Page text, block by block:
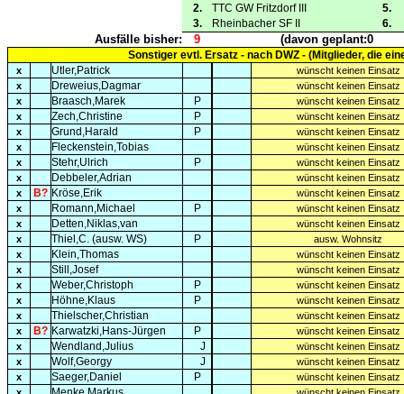
2.
TTC GW Fritzdorf III
5.
3.
Rheinbacher SF II 6.
Ausfälle bisher: 9 (davon geplant:0
Sonstiger evtl. Ersatz - nach DWZ - (Mitglieder, die
x Utler,Patrick
wünscht keinen Einsatz
x
Dreweius,Dagmar
wünscht keinen Einsatz
x
Braasch,Marek P
wünscht keinen Einsatz
x
Zech,Christine P
wünscht keinen Einsatz
x
Grund,Harald P
wünscht keinen Einsatz
x
Fleckenstein,Tobias
wünscht keinen Einsatz
x
Stehr,Ulrich P
wünscht keinen Einsatz
x
Debbeler,Adrian
wünscht keinen Einsatz
x
B? Kröse,Erik
wünscht keinen Einsatz
x
Romann,Michael P
wünscht keinen Einsatz
x
Detten,Niklas,van
wünscht keinen Einsatz
x
Thiel,C. (ausw. WS) P
ausw. Wohnsitz
x
Klein,Thomas
wünscht keinen Einsatz
x
Still,Josef
wünscht keinen Einsatz
x
Weber,Christoph P
wünscht keinen Einsatz
x
Höhne,Klaus P
wünscht keinen Einsatz
x
Thielscher,Christian
wünscht keinen Einsatz
x
B? Karwatzki,Hans-Jürgen P
wünscht keinen Einsatz
x
Wendland,Julius J
wünscht keinen Einsatz
x
Wolf,Georgy J
wünscht keinen Einsatz
x
Saeger,Daniel P
wünscht keinen Einsatz